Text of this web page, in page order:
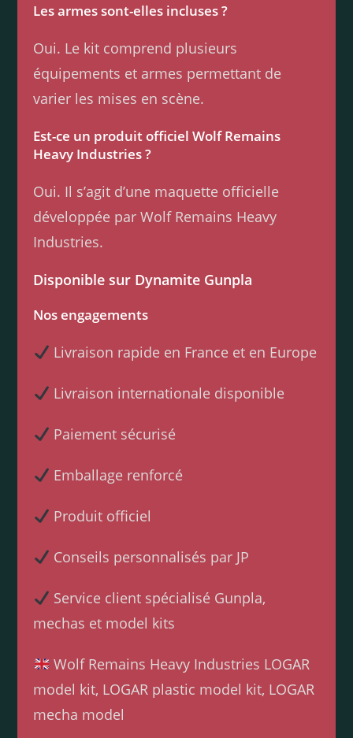
Les armes sont-elles incluses ?
Oui. Le kit comprend plusieurs
équipements et armes permettant de
varier les mises en scène.
Est-ce un produit officiel Wolf Remains
Heavy Industries ?
Oui. Il s’agit d’une maquette officielle
développée par Wolf Remains Heavy
Industries.
Disponible sur Dynamite Gunpla
Nos engagements
Livraison rapide en France et en Europe
Livraison internationale disponible
Paiement sécurisé
Emballage renforcé
Produit officiel
Conseils personnalisés par JP
Service client spécialisé Gunpla,
mechas et model kits
Wolf Remains Heavy Industries LOGAR
model kit, LOGAR plastic model kit, LOGAR
mecha model